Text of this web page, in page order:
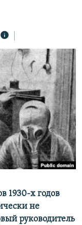
1930-х годов
не
руководитель